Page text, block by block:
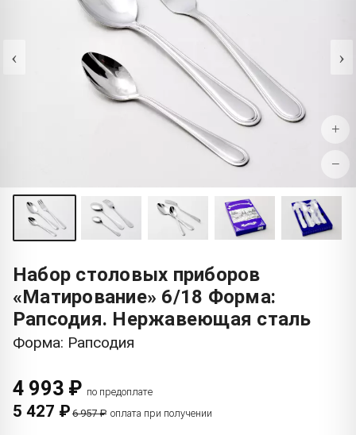
‹ ›
+
−
Набор столовых приборов
«Матирование» 6/18 Форма:
Рапсодия. Нержавеющая сталь
Форма: Рапсодия
4 993 ₽ по предоплате
5 427 ₽ 6 957 ₽ оплата при получении